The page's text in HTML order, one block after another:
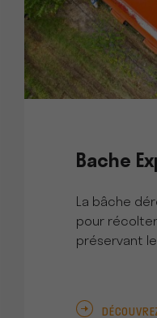
Bache
La bâche
pour
préservant